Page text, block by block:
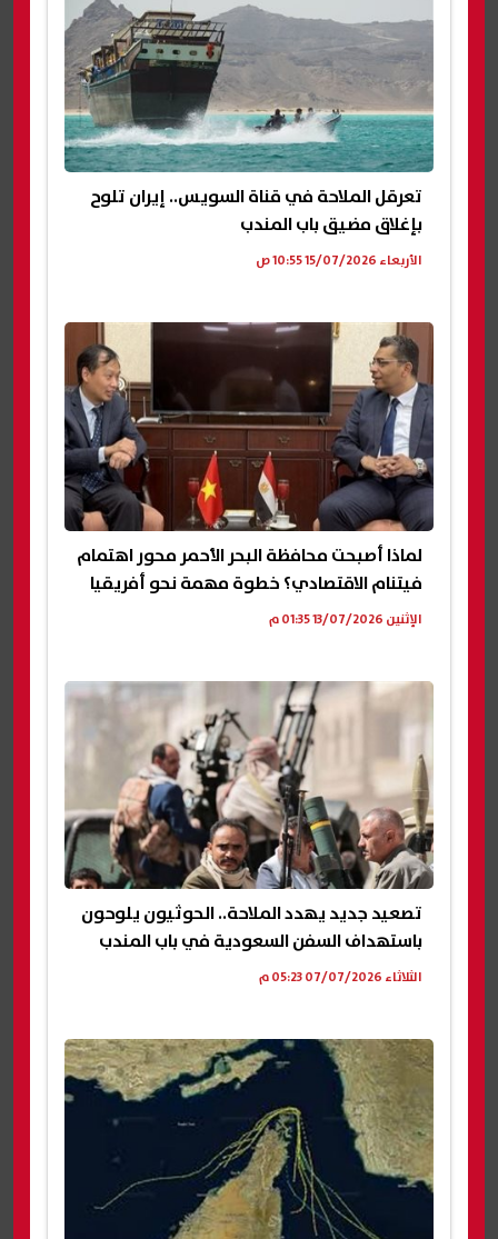
تعرقل الملاحة في قناة السويس.. إيران تلوح
بإغلاق مضيق باب المندب
الأربعاء 15/07/2026 10:55 ص
لماذا أصبحت محافظة البحر الأحمر محور اهتمام
فيتنام الاقتصادي؟ خطوة مهمة نحو أفريقيا
الإثنين 13/07/2026 01:35 م
تصعيد جديد يهدد الملاحة.. الحوثيون يلوحون
باستهداف السفن السعودية في باب المندب
الثلاثاء 07/07/2026 05:23 م